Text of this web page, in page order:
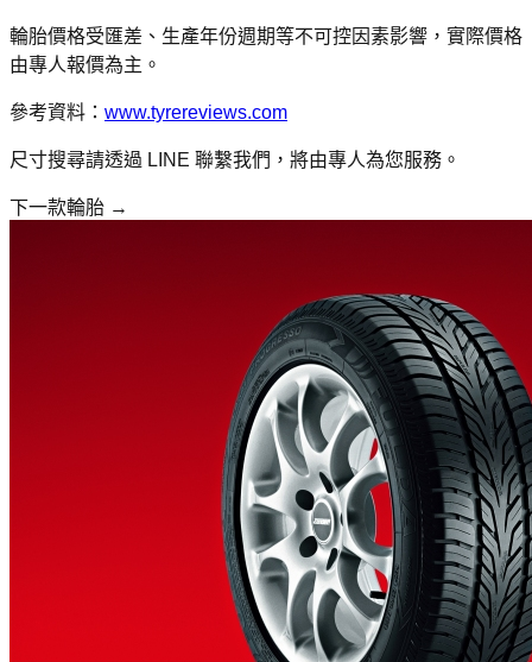
輪胎價格受匯差、生產年份週期等不可控因素影響，實際價格
由專人報價為主。
參考資料： www.tyrereviews.com
尺寸搜尋請透過 LINE 聯繫我們，將由專人為您服務。
下一款輪胎 →